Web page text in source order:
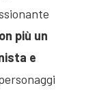
più un
e